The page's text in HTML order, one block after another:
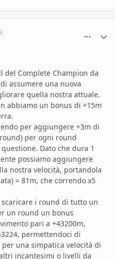
del Complete Champion da
assumere una nuova
quella nostra attuale.
abbiamo un bonus di +15m
per aggiungere +3m di
per ogni round
Dato che dura 1
possiamo aggiungere
nostra velocità, portandola
= 81m, che correndo x5
i round di tutto un
un round un bonus
pari a +43200m,
permettendoci di
una simpatica velocità di
incantesimi o livelli da